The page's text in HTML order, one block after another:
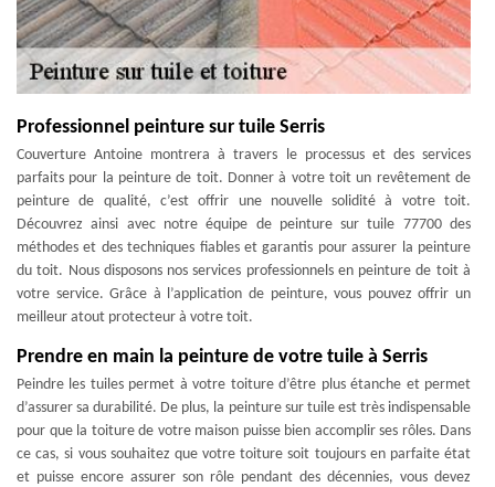
Professionnel peinture sur tuile Serris
Couverture Antoine montrera à travers le processus et des services
parfaits pour la peinture de toit. Donner à votre toit un revêtement de
peinture de qualité, c’est offrir une nouvelle solidité à votre toit.
Découvrez ainsi avec notre équipe de peinture sur tuile 77700 des
méthodes et des techniques fiables et garantis pour assurer la peinture
du toit. Nous disposons nos services professionnels en peinture de toit à
votre service. Grâce à l’application de peinture, vous pouvez offrir un
meilleur atout protecteur à votre toit.
Prendre en main la peinture de votre tuile à Serris
Peindre les tuiles permet à votre toiture d’être plus étanche et permet
d’assurer sa durabilité. De plus, la peinture sur tuile est très indispensable
pour que la toiture de votre maison puisse bien accomplir ses rôles. Dans
ce cas, si vous souhaitez que votre toiture soit toujours en parfaite état
et puisse encore assurer son rôle pendant des décennies, vous devez